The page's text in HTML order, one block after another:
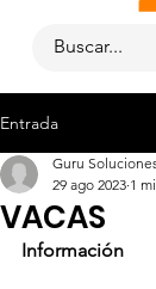
Entrada
VACAS
Guru
29 ago 2023 1
Información